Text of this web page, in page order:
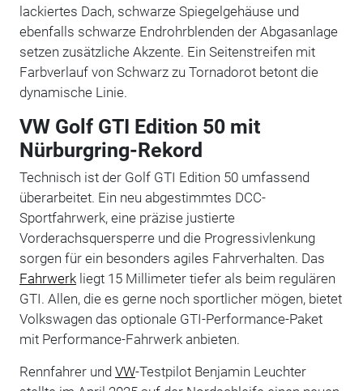
lackiertes Dach, schwarze Spiegelgehäuse und
ebenfalls schwarze Endrohrblenden der Abgasanlage
setzen zusätzliche Akzente. Ein Seitenstreifen mit
Farbverlauf von Schwarz zu Tornadorot betont die
dynamische Linie.
VW Golf GTI Edition 50 mit
Nürburgring-Rekord
Technisch ist der Golf GTI Edition 50 umfassend
überarbeitet. Ein neu abgestimmtes DCC-
Sportfahrwerk, eine präzise justierte
Vorderachsquersperre und die Progressivlenkung
sorgen für ein besonders agiles Fahrverhalten. Das
Fahrwerkliegt 15 Millimeter tiefer als beim regulären
GTI. Allen, die es gerne noch sportlicher mögen, bietet
Volkswagen das optionale GTI-Performance-Paket
mit Performance-Fahrwerk anbieten.
Rennfahrer und VW-Testpilot Benjamin Leuchter